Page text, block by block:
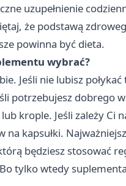
uzupełnienie
że podstawą
powinna być dieta.
wybrać?
Jeśli nie lubisz
potrzebujesz dobrego
krople. Jeśli zależy Ci
na kapsułki.
będziesz stosować
tylko wtedy